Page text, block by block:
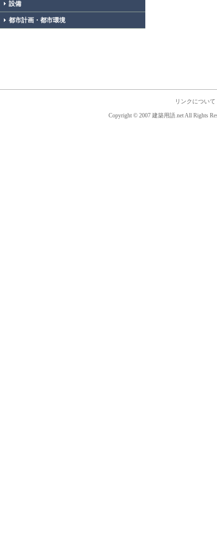
設備
都市計画・都市環境
リンクについて
Copyright © 2007 建築用語.net All Rights